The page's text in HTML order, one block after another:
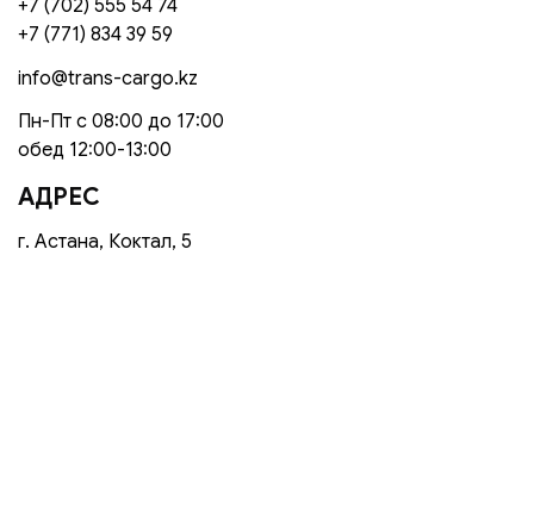
+7 (702) 555 54 74
+7 (771) 834 39 59
info@trans-cargo.kz
Пн-Пт с 08:00 до 17:00
обед 12:00-13:00
АДРЕС
г. Астана, Коктал, 5